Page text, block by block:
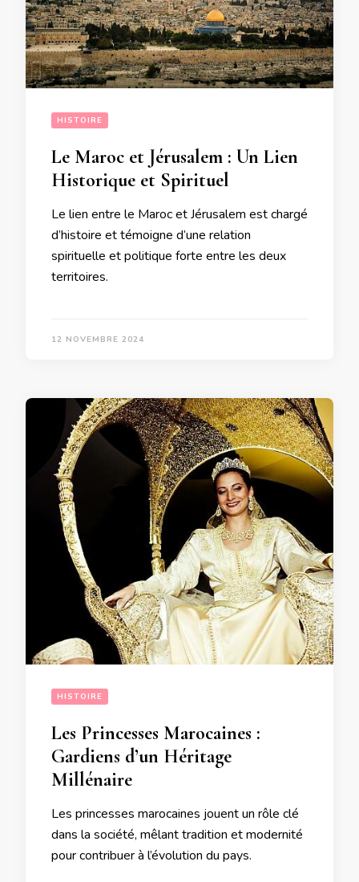
HISTOIRE
Le Maroc et Jérusalem : Un Lien
Historique et Spirituel
Le lien entre le Maroc et Jérusalem est chargé
d’histoire et témoigne d’une relation
spirituelle et politique forte entre les deux
territoires.
12 NOVEMBRE 2024
HISTOIRE
Les Princesses Marocaines :
Gardiens d’un Héritage
Millénaire
Les princesses marocaines jouent un rôle clé
dans la société, mêlant tradition et modernité
pour contribuer à l’évolution du pays.